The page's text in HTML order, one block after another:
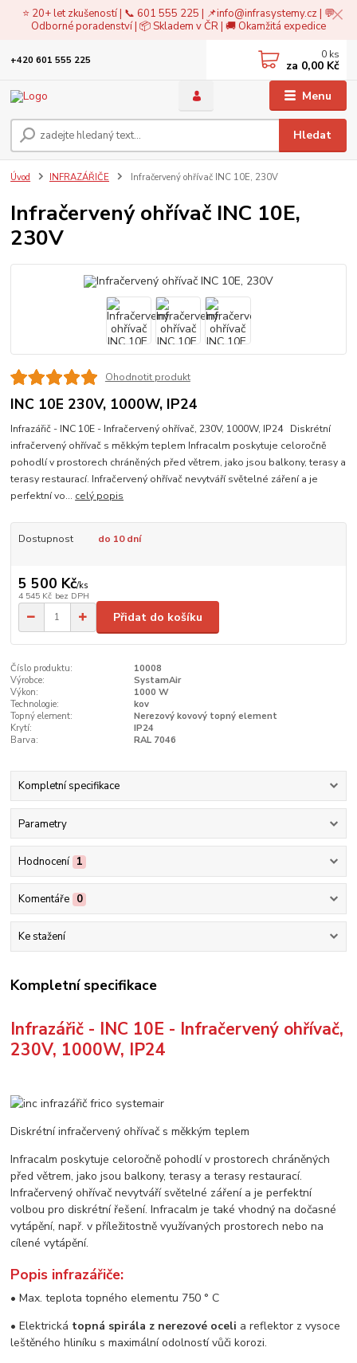
⭐ 20+ let zkušeností | 📞 601 555 225 | 📌info@infrasystemy.cz| 💬
Odborné poradenství | 📦 Skladem v ČR | 🚚 Okamžitá expedice
Menu
Hledat
+420 601 555 225 0 ks
za 0,00 Kč
Úvod INFRAZÁŘIČE Infračervený ohřívač INC 10E, 230V
Infračervený ohřívač INC 10E,
230V
Ohodnotit produkt
INC 10E 230V, 1000W, IP24
Infrazářič - INC 10E - Infračervený ohřívač, 230V, 1000W, IP24 Diskrétní
infračervený ohřívač s měkkým teplem Infracalm poskytuje celoročně
pohodlí v prostorech chráněných před větrem, jako jsou balkony, terasy a
terasy restaurací. Infračervený ohřívač nevytváří světelné záření a je
perfektní vo... celý popis
Dostupnost do 10 dní
5 500 Kč/ks
4 545 Kč bez DPH
Přidat do košíku
Číslo produktu:
10008
Výrobce:
SystamAir
Výkon:
1000 W
Technologie:
kov
Topný element:
Nerezový kovový topný element
Krytí:
IP24
Barva:
RAL 7046
Kompletní specifikace
Parametry
Hodnocení 1
Komentáře 0
Ke stažení
Kompletní specifikace
Infrazářič - INC 10E - Infračervený ohřívač,
230V, 1000W, IP24
Diskrétní infračervený ohřívač s měkkým teplem
Infracalm poskytuje celoročně pohodlí v prostorech chráněných
před větrem, jako jsou balkony, terasy a terasy restaurací.
Infračervený ohřívač nevytváří světelné záření a je perfektní
volbou pro diskrétní řešení. Infracalm je také vhodný na dočasné
vytápění, např. v příležitostně využívaných prostorech nebo na
cílené vytápění.
Popis infrazářiče:
• Max. teplota topného elementu 750 ° C
• Elektrická topná spirála z nerezové oceli a reflektor z vysoce
leštěného hliníku s maximální odolností vůči korozi.